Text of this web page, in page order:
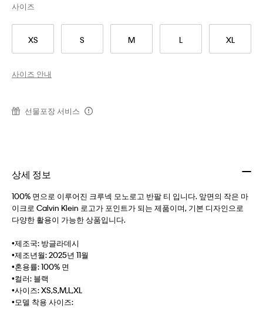
XS S M L XL
사이즈
사이즈 안내
선물포장 서비스
상세 정보
100% 면으로 이루어진 크루넥 모노로고 반팔 티 입니다. 앞면의 작은 마
이크로 Calvin Klein 로고가 포인트가 되는 제품이며, 기본 디자인으로
다양한 활용이 가능한 상품입니다.
•제조국: 방글라데시
•제조년월: 2025년 11월
•혼용률: 100% 면
•컬러: 블랙
•사이즈: XS,S,M,L,XL
•모델 착용 사이즈: